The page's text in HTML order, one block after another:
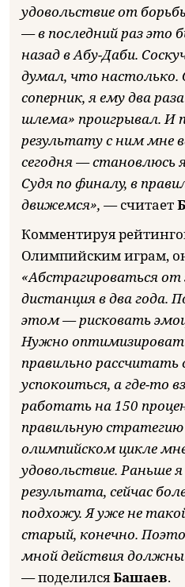
удовольствие от
— в последний раз это
назад в Абу-Даби.
думал, что настолько.
соперник, я ему два
шлема» проигрывал. И
результату с ним мне
сегодня — становлюсь
Судя по финалу, в
движемся», —считает
Комментируя
Олимпийским играм,
«Абстрагироваться
дистанция в два года.
этом — рисковать
Нужно
правильно рассчитать
успокоиться, а где-то
работать на 150
правильную
олимпийском цикле
удовольствие. Раньше
результата, сейчас
подхожу. Я уже не
старый, конечно.
мной действия
—поделилсяБашаев.